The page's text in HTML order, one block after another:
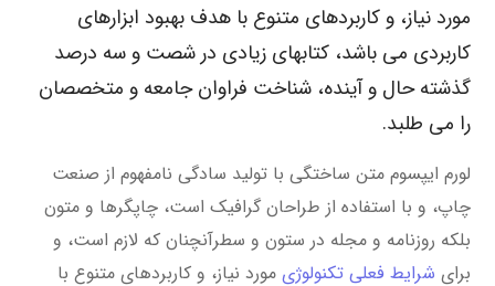
مورد نیاز، و کاربردهای متنوع با هدف بهبود ابزارهای
کاربردی می باشد، کتابهای زیادی در شصت و سه درصد
گذشته حال و آینده، شناخت فراوان جامعه و متخصصان
را می طلبد.
لورم ایپسوم متن ساختگی با تولید سادگی نامفهوم از صنعت
چاپ، و با استفاده از طراحان گرافیک است، چاپگرها و متون
بلکه روزنامه و مجله در ستون و سطرآنچنان که لازم است، و
برای شرایط فعلی تکنولوژیمورد نیاز، و کاربردهای متنوع با